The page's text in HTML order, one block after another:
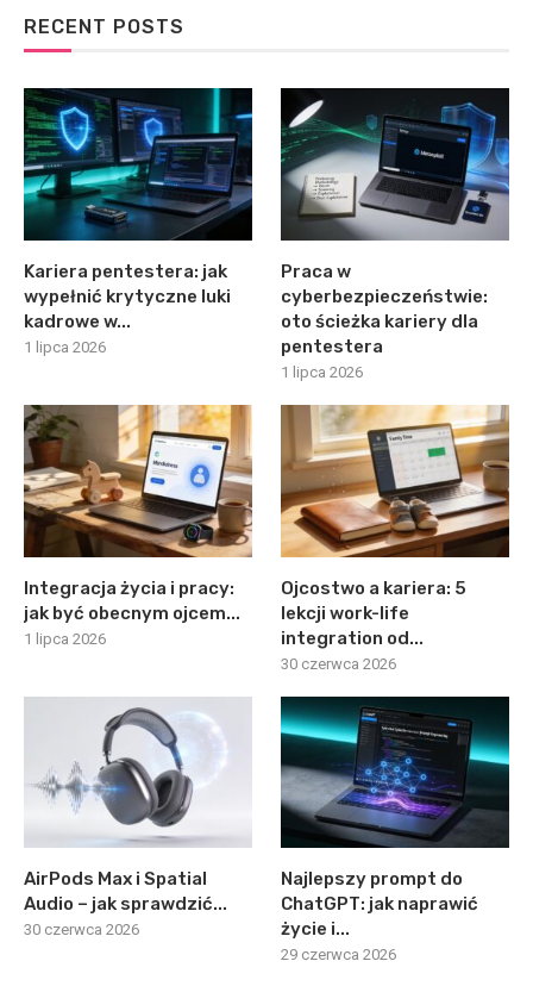
RECENT POSTS
Kariera pentestera: jak
wypełnić krytyczne luki
kadrowe w...
1 lipca 2026
Praca w
cyberbezpieczeństwie:
oto ścieżka kariery dla
pentestera
1 lipca 2026
Integracja życia i pracy:
jak być obecnym ojcem...
1 lipca 2026
Ojcostwo a kariera: 5
lekcji work-life
integration od...
30 czerwca 2026
AirPods Max i Spatial
Audio – jak sprawdzić...
30 czerwca 2026
Najlepszy prompt do
ChatGPT: jak naprawić
życie i...
29 czerwca 2026